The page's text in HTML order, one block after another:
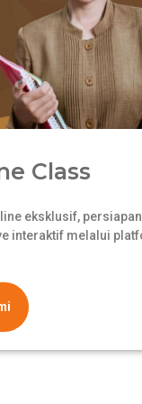
Class
eksklusif,
interaktif melalui